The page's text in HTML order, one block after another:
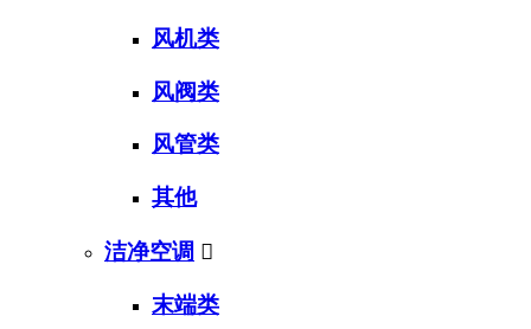
风机类
风阀类
风管类
其他
洁净空调 
末端类